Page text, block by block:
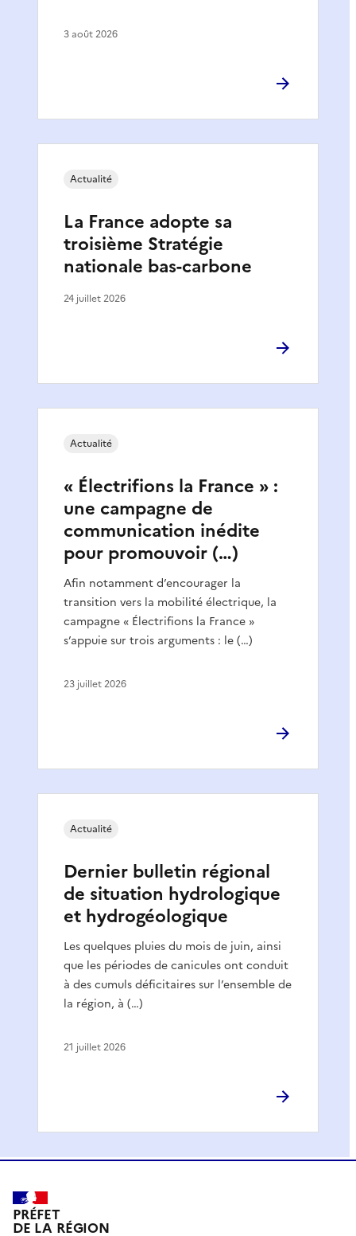
3 août 2026
La France adopte sa
troisième Stratégie
nationale bas-carbone
Actualité
24 juillet 2026
« Électrifions la France » :
une campagne de
communication inédite
pour promouvoir (…)
Afin notamment d’encourager la
transition vers la mobilité électrique, la
campagne « Électrifions la France »
s’appuie sur trois arguments : le (…)
Actualité
23 juillet 2026
Dernier bulletin régional
de situation hydrologique
et hydrogéologique
Les quelques pluies du mois de juin, ainsi
que les périodes de canicules ont conduit
à des cumuls déficitaires sur l’ensemble de
la région, à (…)
Actualité
21 juillet 2026
PRÉFET
DE LA RÉGION